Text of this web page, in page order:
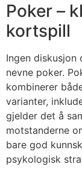
Poker –
kortspill
Ingen
nevne poker.
kombinerer
varianter,
gjelder det å
motstanderne
bare god
psykologisk